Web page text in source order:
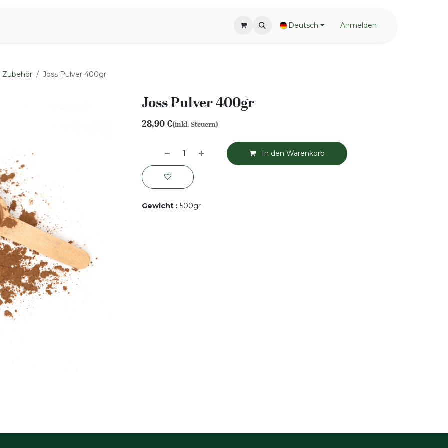
Deutsch Anmelden
Zubehör Joss Pulver 400gr
Joss Pulver 400gr
28,90€(inkl. Steuern)
In den Warenkorb
Gewicht : 500gr